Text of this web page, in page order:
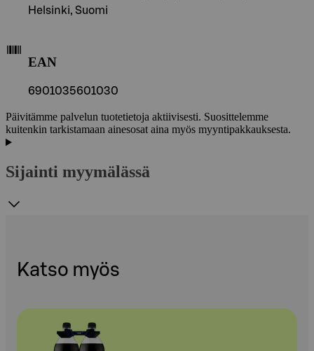
Helsinki, Suomi
EAN
6901035601030
Päivitämme palvelun tuotetietoja aktiivisesti. Suosittelemme
kuitenkin tarkistamaan ainesosat aina myös myyntipakkauksesta.
Sijainti myymälässä
Katso myös